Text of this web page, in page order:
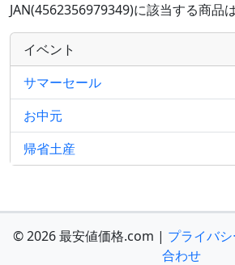
JAN(4562356979349)に該当する商品
イベント
サマーセール
お中元
帰省土産
© 2026 最安値価格.com | プライバ
合わせ